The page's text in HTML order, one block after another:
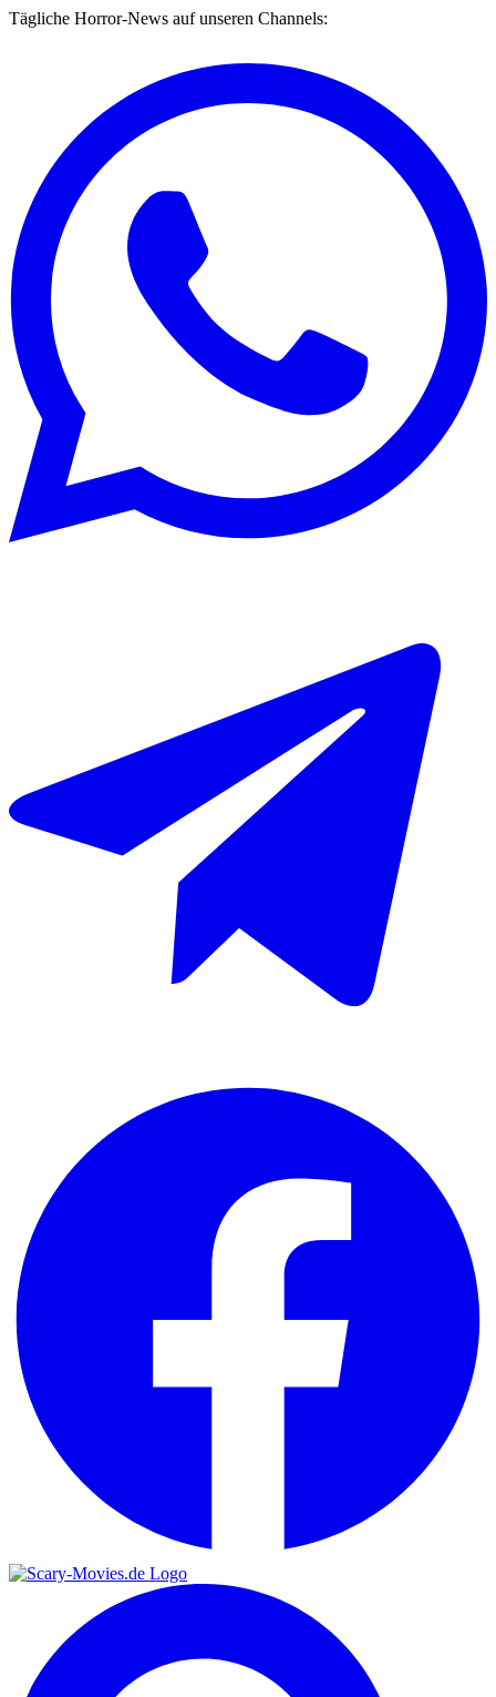
Tägliche Horror-News auf unseren Channels: